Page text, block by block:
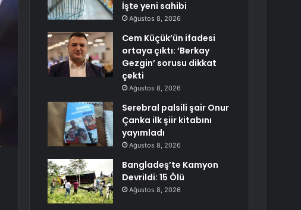
İşte yeni sahibi
Ağustos 8, 2026
Cem Küçük’ün ifadesi
ortaya çıktı: ‘Berkay
Gezgin’ sorusu dikkat
çekti
Ağustos 8, 2026
Serebral palsili şair Onur
Çanka ilk şiir kitabını
yayımladı
Ağustos 8, 2026
Bangladeş’te Kamyon
Devrildi: 15 Ölü
Ağustos 8, 2026